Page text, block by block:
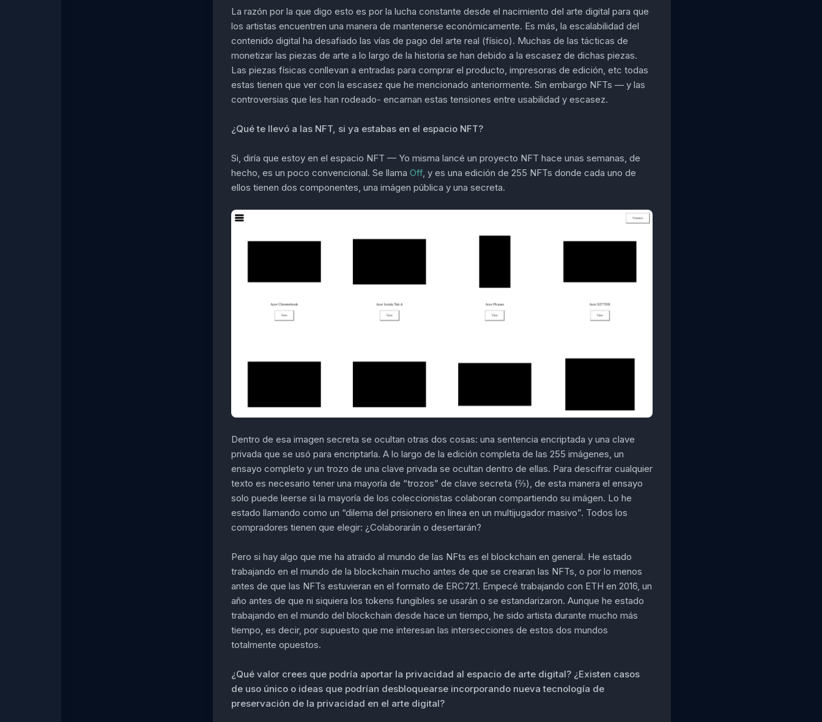
La razón por la que digo esto es por la lucha constante desde el nacimiento del arte digital para que
los artistas encuentren una manera de mantenerse económicamente. Es más, la escalabilidad del
contenido digital ha desafiado las vías de pago del arte real (físico). Muchas de las tácticas de
monetizar las piezas de arte a lo largo de la historia se han debido a la escasez de dichas piezas.
Las piezas físicas conllevan a entradas para comprar el producto, impresoras de edición, etc todas
estas tienen que ver con la escasez que he mencionado anteriormente. Sin embargo NFTs — y las
controversias que les han rodeado- encarnan estas tensiones entre usabilidad y escasez.
¿Qué te llevó a las NFT, si ya estabas en el espacio NFT?
Si, diría que estoy en el espacio NFT — Yo misma lancé un proyecto NFT hace unas semanas, de
hecho, es un poco convencional. Se llama Off, y es una edición de 255 NFTs donde cada uno de
ellos tienen dos componentes, una imágen pública y una secreta.
Dentro de esa imagen secreta se ocultan otras dos cosas: una sentencia encriptada y una clave
privada que se usó para encriptarla. A lo largo de la edición completa de las 255 imágenes, un
ensayo completo y un trozo de una clave privada se ocultan dentro de ellas. Para descifrar cualquier
texto es necesario tener una mayoría de “trozos” de clave secreta (⅔), de esta manera el ensayo
solo puede leerse si la mayoría de los coleccionistas colaboran compartiendo su imágen. Lo he
estado llamando como un “dilema del prisionero en línea en un multijugador masivo”. Todos los
compradores tienen que elegir: ¿Colaborarán o desertarán?
Pero si hay algo que me ha atraido al mundo de las NFts es el blockchain en general. He estado
trabajando en el mundo de la blockchain mucho antes de que se crearan las NFTs, o por lo menos
antes de que las NFTs estuvieran en el formato de ERC721. Empecé trabajando con ETH en 2016, un
año antes de que ni siquiera los tokens fungibles se usarán o se estandarizaron. Aunque he estado
trabajando en el mundo del blockchain desde hace un tiempo, he sido artista durante mucho más
tiempo, es decir, por supuesto que me interesan las intersecciones de estos dos mundos
totalmente opuestos.
¿Qué valor crees que podría aportar la privacidad al espacio de arte digital? ¿Existen casos
de uso único o ideas que podrían desbloquearse incorporando nueva tecnología de
preservación de la privacidad en el arte digital?